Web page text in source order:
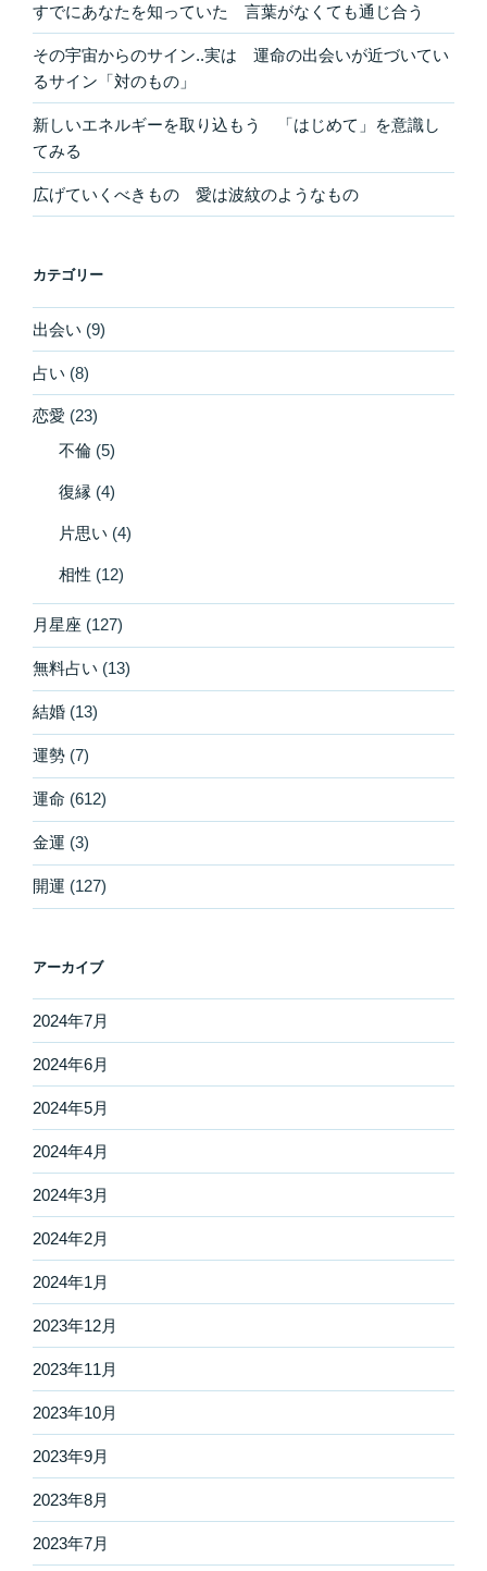
すでにあなたを知っていた 言葉がなくても通じ合う
その宇宙からのサイン..実は 運命の出会いが近づいてい
るサイン「対のもの」
新しいエネルギーを取り込もう 「はじめて」を意識し
てみる
広げていくべきもの 愛は波紋のようなもの
カテゴリー
出会い (9)
占い (8)
恋愛 (23)
不倫 (5)
復縁 (4)
片思い (4)
相性 (12)
月星座 (127)
無料占い (13)
結婚 (13)
運勢 (7)
運命 (612)
金運 (3)
開運 (127)
アーカイブ
2024年7月
2024年6月
2024年5月
2024年4月
2024年3月
2024年2月
2024年1月
2023年12月
2023年11月
2023年10月
2023年9月
2023年8月
2023年7月